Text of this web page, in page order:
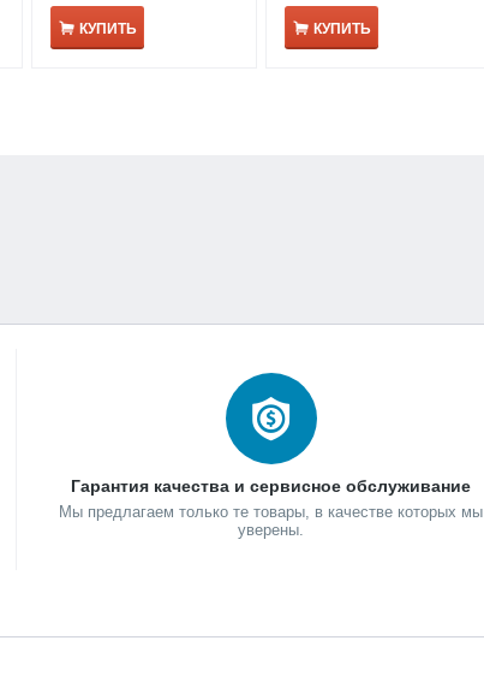
КУПИТЬ КУПИТЬ
Гарантия качества и сервисное обслуживание
Мы предлагаем только те товары, в качестве которых мы
уверены.